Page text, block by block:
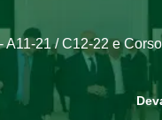
A11-21 / C12-22 e